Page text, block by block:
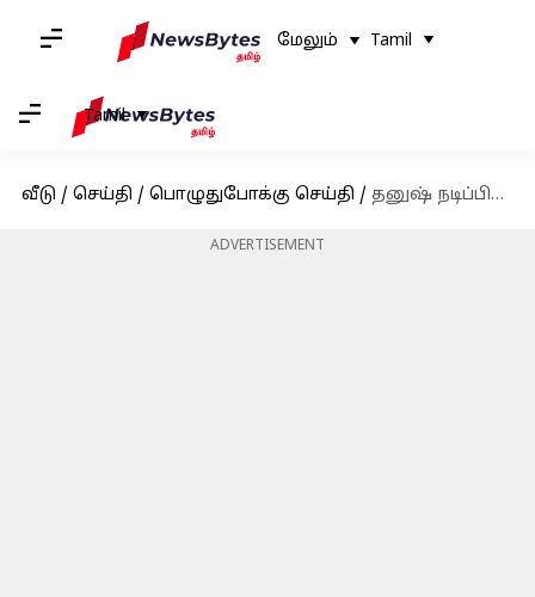
மேலும் Tamil
Tamil
வீடு / செய்தி / பொழுதுபோக்கு செய்தி / தனுஷ் நடிப்பில் உருவாகியுள்ள 'வாத்தி' படத்தின் ட்ரைலர் வெளியீடு
ADVERTISEMENT